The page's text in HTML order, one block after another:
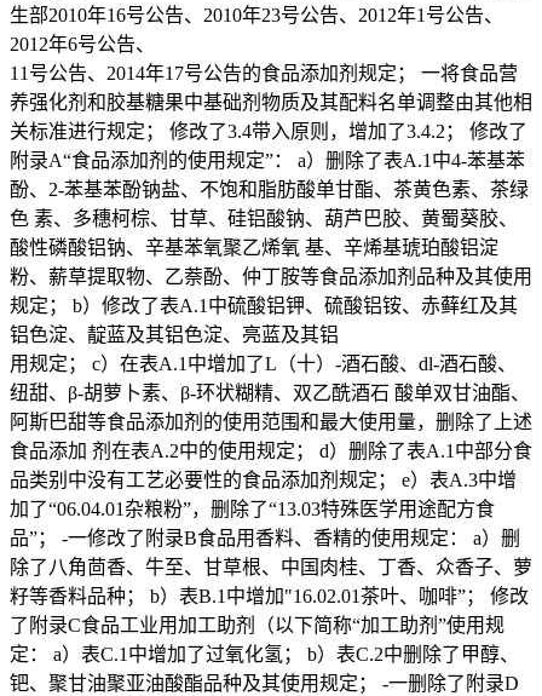
生部2010年16号公告、2010年23号公告、2012年1号公告、
2012年6号公告、
11号公告、2014年17号公告的食品添加剂规定； 一将食品营
养强化剂和胶基糖果中基础剂物质及其配料名单调整由其他相
关标准进行规定； 修改了3.4带入原则，增加了3.4.2； 修改了
附录A“食品添加剂的使用规定”： a）删除了表A.1中4-苯基苯
酚、2-苯基苯酚钠盐、不饱和脂肪酸单甘酯、茶黄色素、茶绿
色 素、多穗柯棕、甘草、硅铝酸钠、葫芦巴胶、黄蜀葵胶、
酸性磷酸铝钠、辛基苯氧聚乙烯氧 基、辛烯基琥珀酸铝淀
粉、薪草提取物、乙萘酚、仲丁胺等食品添加剂品种及其使用
规定； b）修改了表A.1中硫酸铝钾、硫酸铝铵、赤藓红及其
铝色淀、靛蓝及其铝色淀、亮蓝及其铝
用规定； c）在表A.1中增加了L（十）-酒石酸、dl-酒石酸、
纽甜、β-胡萝卜素、β-环状糊精、双乙酰酒石 酸单双甘油酯、
阿斯巴甜等食品添加剂的使用范围和最大使用量，删除了上述
食品添加 剂在表A.2中的使用规定； d）删除了表A.1中部分食
品类别中没有工艺必要性的食品添加剂规定； e）表A.3中增
加了“06.04.01杂粮粉”，删除了“13.03特殊医学用途配方食
品”； -一修改了附录B食品用香料、香精的使用规定： a）删
除了八角茴香、牛至、甘草根、中国肉桂、丁香、众香子、萝
籽等香料品种； b）表B.1中增加"16.02.01茶叶、咖啡”； 修改
了附录C食品工业用加工助剂（以下简称“加工助剂”使用规
定： a）表C.1中增加了过氧化氢； b）表C.2中删除了甲醇、
钯、聚甘油聚亚油酸酯品种及其使用规定； -一删除了附录D